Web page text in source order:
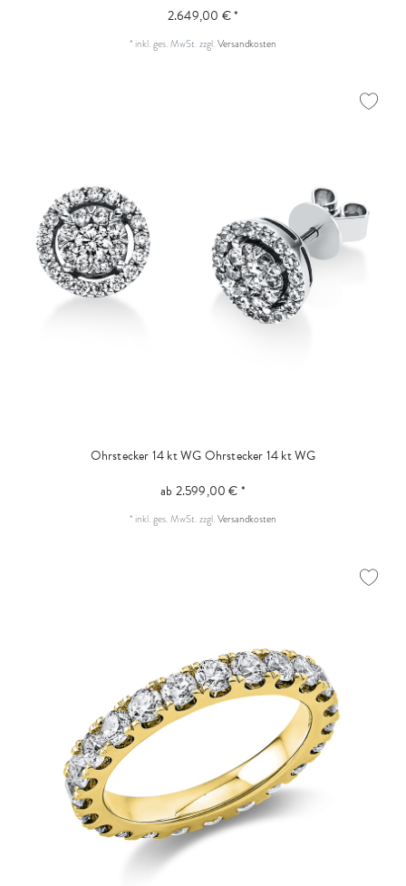
2.649,00 € *
* inkl. ges. MwSt.zzgl.Versandkosten
Ohrstecker 14 kt WGOhrstecker 14 kt WG
ab 2.599,00 € *
* inkl. ges. MwSt.zzgl.Versandkosten